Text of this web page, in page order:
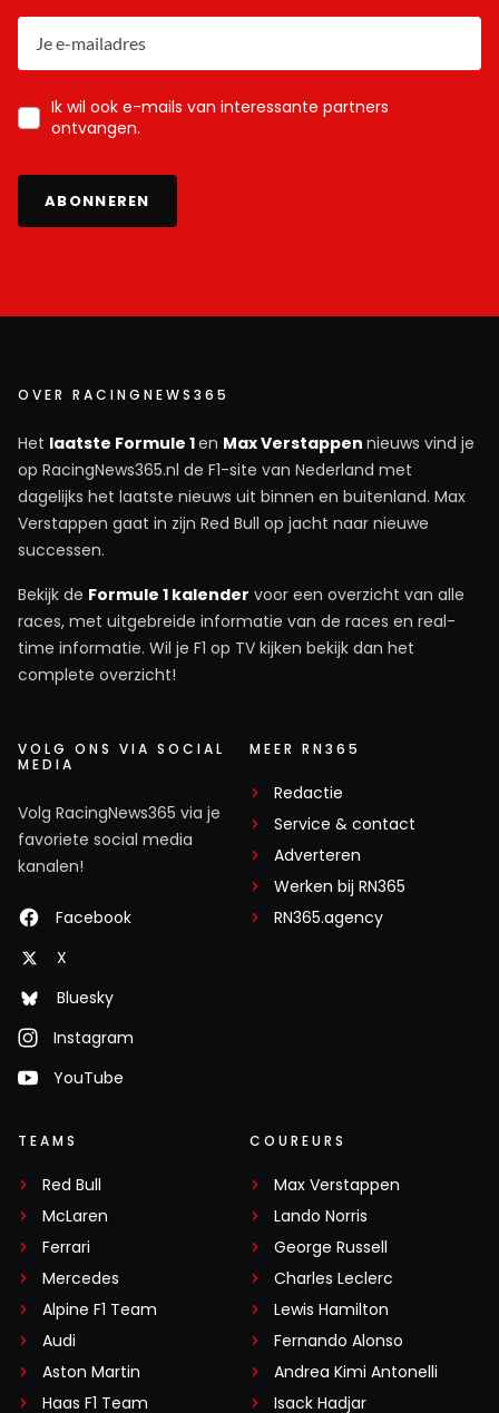
Ik wil ook e-mails van interessante partners
ontvangen.
ABONNEREN
OVER RACINGNEWS365
Het laatste Formule 1en Max Verstappen nieuws vind je
op RacingNews365.nl de F1-site van Nederland met
dagelijks het laatste nieuws uit binnen en buitenland. Max
Verstappen gaat in zijn Red Bull op jacht naar nieuwe
successen.
Bekijk de Formule 1 kalender voor een overzicht van alle
races, met uitgebreide informatie van de races en real-
time informatie. Wil je F1 op TV kijken bekijk dan het
complete overzicht!
VOLG ONS VIA SOCIAL
MEDIA
Volg RacingNews365 via je
favoriete social media
kanalen!
Facebook
X
Bluesky
Instagram
YouTube
MEER RN365
Redactie
Service & contact
Adverteren
Werken bij RN365
RN365.agency
TEAMS
Red Bull
McLaren
Ferrari
Mercedes
Alpine F1 Team
Audi
Aston Martin
Haas F1 Team
COUREURS
Max Verstappen
Lando Norris
George Russell
Charles Leclerc
Lewis Hamilton
Fernando Alonso
Andrea Kimi Antonelli
Isack Hadjar